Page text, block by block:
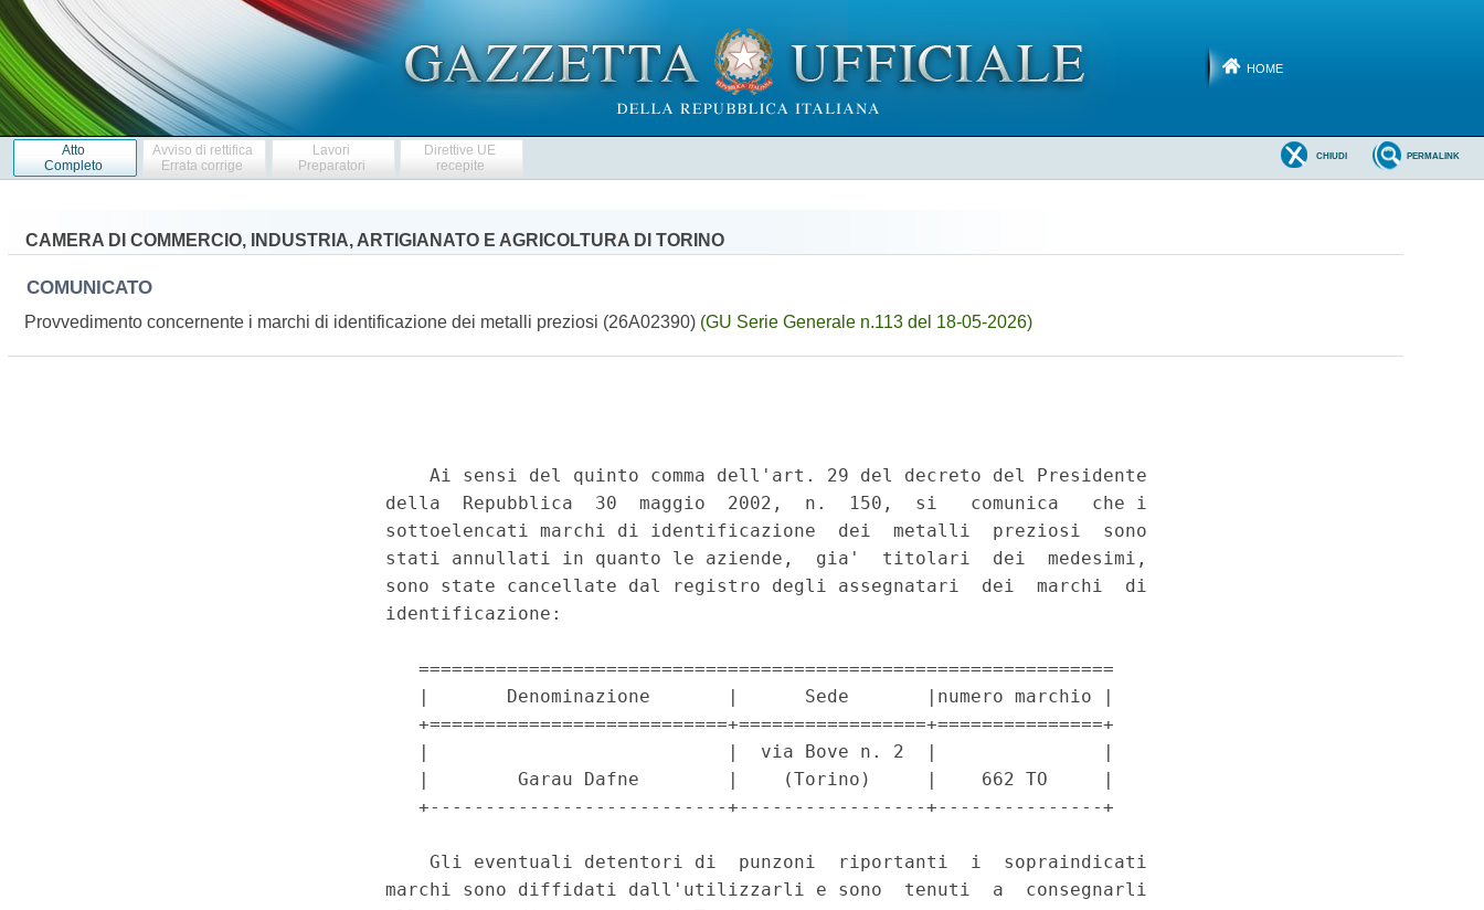
HOME
Atto
Completo
Avviso di rettifica
Errata corrige
Lavori
Preparatori
Direttive UE
recepite
PERMALINK
CHIUDI
CAMERA DI COMMERCIO, INDUSTRIA, ARTIGIANATO E AGRICOLTURA DI TORINO
COMUNICATO
Provvedimento concernente i marchi di identificazione dei metalli preziosi (26A02390) (GU Serie Generale n.113 del 18-05-2026)